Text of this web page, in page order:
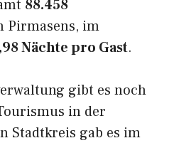
88.458
Pirmasens, im
Nächte pro Gast.
gibt es noch
in der
Stadtkreis gab es im